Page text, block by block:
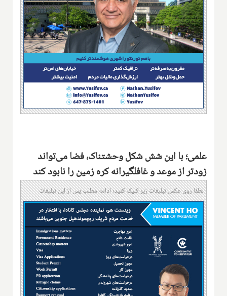
علمی؛ با این شش شکل وحشتناک، فضا می‌تواند
زودتر از موعد و غافلگیرانه کره زمین را نابود کند
لطفا روی عکس تبلیغات زیر کلیک کنید؛ ادامه مطلب پس از این تبلیغات